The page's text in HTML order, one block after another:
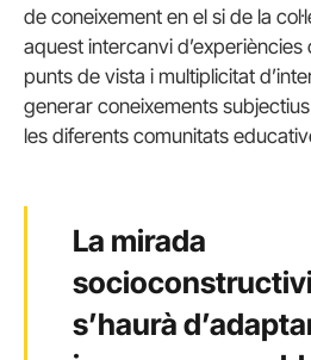
de coneixement en el si de la
aquest intercanvi d’experiències
punts de vista i multiplicitat
generar coneixements
les diferents comunitats
La mirada
s’haurà